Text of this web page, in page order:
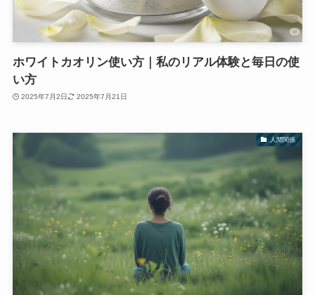
ホワイトカオリン使い方｜私のリアル体験と毎日の使
い方
2025年7月2日 2025年7月21日
人間関係